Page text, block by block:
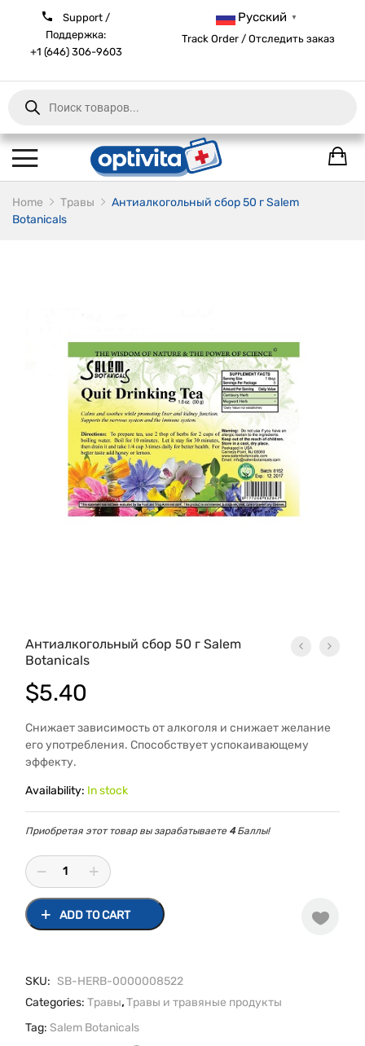
Support /
Поддержка:
+1 (646) 306-9603
Русский ▼
Track Order / Отследить заказ
Products
search
Home Травы
Антиалкогольный сбор 50 г Salem
Botanicals
Антиалкогольный сбор 50 г Salem
Botanicals
$5.40
Снижает зависимость от алкоголя и снижает желание
его употребления. Способствует успокаивающему
эффекту.
Availability: In stock
Приобретая этот товар вы зарабатываете 4Баллы!
ADD TO CART
SKU: SB-HERB-0000008522
Categories: Травы,Травы и травяные продукты
Tag: Salem Botanicals